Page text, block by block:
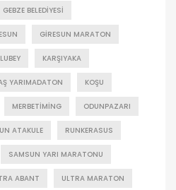
GEBZE BELEDIYESI
GIRESUN MARATON
KARŞIYAKA
YARIMADATON KOŞU
MERBETIMING ODUNPAZARI
ATAKULE RUNKERASUS
SAMSUN YARI MARATONU
ABANT ULTRA MARATON